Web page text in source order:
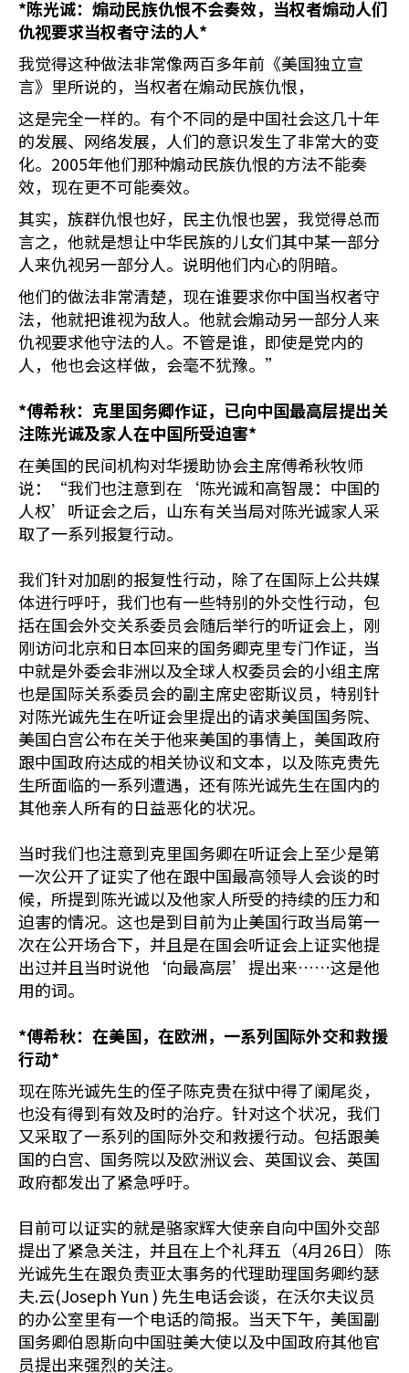
*陈光诚：煽动民族仇恨不会奏效，当权者煽动人们
仇视要求当权者守法的人*
我觉得这种做法非常像两百多年前《美国独立宣
言》里所说的，当权者在煽动民族仇恨，
这是完全一样的。有个不同的是中国社会这几十年
的发展、网络发展，人们的意识发生了非常大的变
化。2005年他们那种煽动民族仇恨的方法不能奏
效，现在更不可能奏效。
其实，族群仇恨也好，民主仇恨也罢，我觉得总而
言之，他就是想让中华民族的儿女们其中某一部分
人来仇视另一部分人。说明他们内心的阴暗。
他们的做法非常清楚，现在谁要求你中国当权者守
法，他就把谁视为敌人。他就会煽动另一部分人来
仇视要求他守法的人。不管是谁，即使是党内的
人，他也会这样做，会毫不犹豫。”
*傅希秋： 克里国务卿作证，已向中国最高层提出关
注陈光诚及家人在中国所受迫害*
在美国的民间机构对华援助协会主席傅希秋牧师
说：“我们也注意到在‘陈光诚和高智晟：中国的
人权’听证会之后，山东有关当局对陈光诚家人采
取了一系列报复行动。
我们针对加剧的报复性行动，除了在国际上公共媒
体进行呼吁，我们也有一些特别的外交性行动，包
括在国会外交关系委员会随后举行的听证会上，刚
刚访问北京和日本回来的国务卿克里专门作证，当
中就是外委会非洲以及全球人权委员会的小组主席
也是国际关系委员会的副主席史密斯议员，特别针
对陈光诚先生在听证会里提出的请求美国国务院、
美国白宫公布在关于他来美国的事情上，美国政府
跟中国政府达成的相关协议和文本，以及陈克贵先
生所面临的一系列遭遇，还有陈光诚先生在国内的
其他亲人所有的日益恶化的状况。
当时我们也注意到克里国务卿在听证会上至少是第
一次公开了证实了他在跟中国最高领导人会谈的时
候，所提到陈光诚以及他家人所受的持续的压力和
迫害的情况。这也是到目前为止美国行政当局第一
次在公开场合下，并且是在国会听证会上证实他提
出过并且当时说他‘向最高层’提出来……这是他
用的词。
*傅希秋：在美国，在欧洲，一系列国际外交和救援
行动*
现在陈光诚先生的侄子陈克贵在狱中得了阑尾炎，
也没有得到有效及时的治疗。针对这个状况，我们
又采取了一系列的国际外交和救援行动。包括跟美
国的白宫、国务院以及欧洲议会、英国议会、英国
政府都发出了紧急呼吁。
目前可以证实的就是骆家辉大使亲自向中国外交部
提出了紧急关注，并且在上个礼拜五（4月26日）陈
光诚先生在跟负责亚太事务的代理助理国务卿约瑟
夫.云(Joseph Yun ) 先生电话会谈，在沃尔夫议员
的办公室里有一个电话的简报。当天下午，美国副
国务卿伯恩斯向中国驻美大使以及中国政府其他官
员提出来强烈的关注。